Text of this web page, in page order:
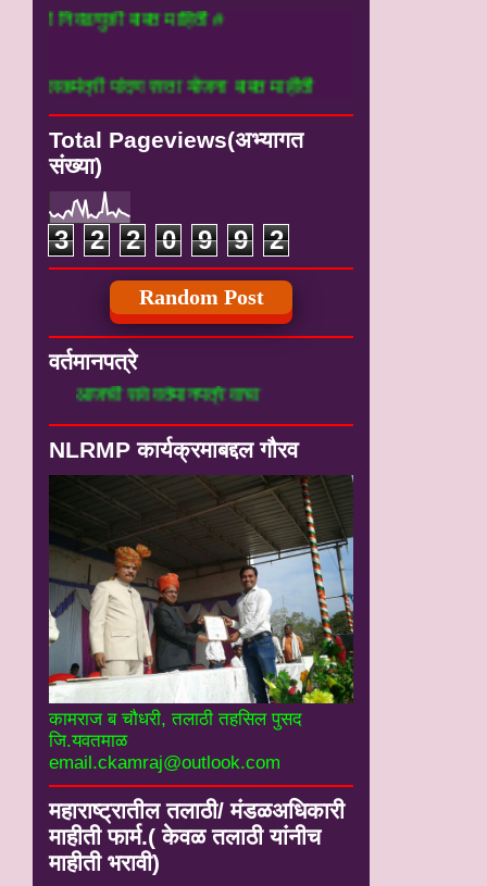
बाबत माहिती #
पांदण रस्ता योजना बाबत माहीती
Total Pageviews(अभ्यागत
संख्या)
3 2 2 0 9 9 2
Random Post
वर्तमानपत्रे
आजची सर्व वर्तमानपत्रे वाचा
NLRMP कार्यक्रमाबद्दल गौरव
कामराज ब चौधरी, तलाठी तहसिल पुसद
जि.यवतमाळ
email.ckamraj@outlook.com
महाराष्ट्रातील तलाठी/ मंडळअधिकारी
माहीती फार्म.( केवळ तलाठी यांनीच
माहीती भरावी)